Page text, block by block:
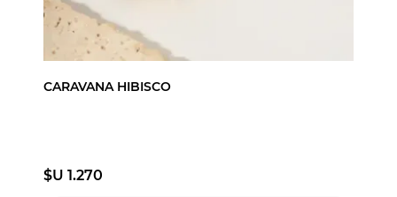
CARAVANA HIBISCO
$U 1.270